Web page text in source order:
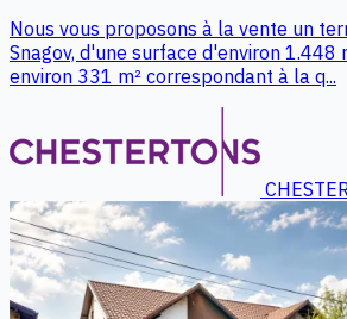
Nous vous proposons à la vente un
Snagov, d'une surface d'environ 1.448
environ 331 m² correspondant à la q...